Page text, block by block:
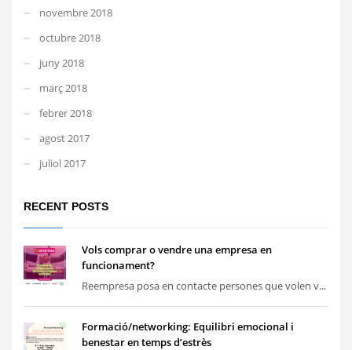
novembre 2018
octubre 2018
juny 2018
març 2018
febrer 2018
agost 2017
juliol 2017
RECENT POSTS
Vols comprar o vendre una empresa en
funcionament?
Reempresa posa en contacte persones que volen v...
Formació/networking: Equilibri emocional i
benestar en temps d’estrès